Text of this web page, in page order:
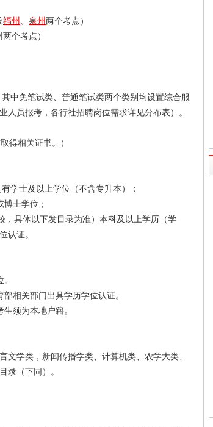
福州 泉州两个考点）
个考点）
免笔试类、普通笔试类两个类别均设置综合服
员报考，各行社招聘岗位需求详见分布表）。
相关证书。）
学士及以上学位（不含专升本）；
士学位；
具体以下发目录为准）本科及以上学历（学
认证。
相关部门出具学历学位认证。
须为本地户籍。
学类，新闻传播学类、计算机类、农学大类、
录（下同）。